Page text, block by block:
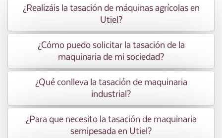
¿Realizáis la tasación de máquinas agrícolas en
Utiel?
¿Cómo puedo solicitar la tasación de la
maquinaria de mi sociedad?
¿Qué conlleva la tasación de maquinaria
industrial?
¿Para que necesito la tasación de maquinaria
semipesada en Utiel?